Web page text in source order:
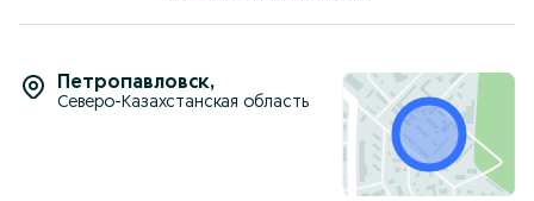
Петропавловск,
Северо-Казахстанская область